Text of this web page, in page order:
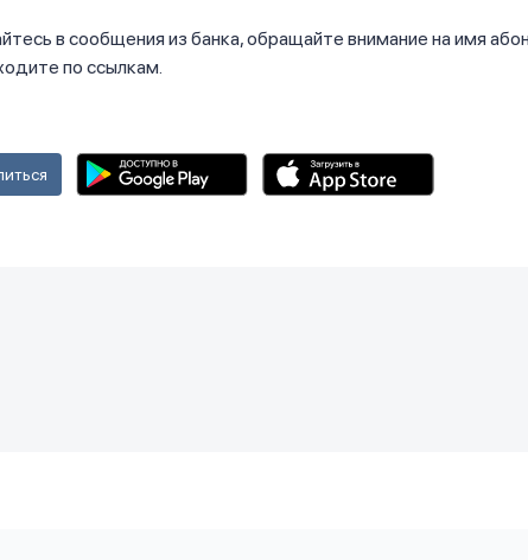
в сообщения из банка, обращайте внимание на имя
по ссылкам.